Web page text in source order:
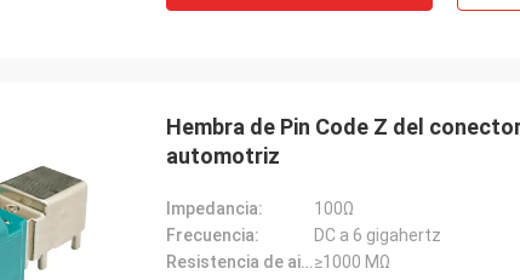
Hembra de Pin Code Z del
automotriz
Impedancia:
100Ω
Frecuencia:
DC a 6 gigahertz
Resistencia de aislamiento:≥1000 MΩ